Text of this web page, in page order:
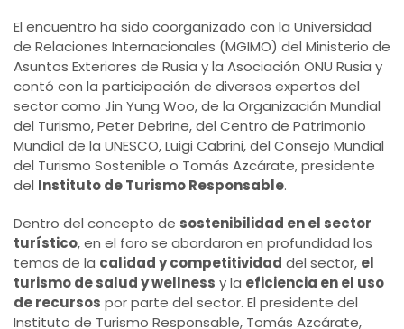
El encuentro ha sido coorganizado con la Universidad
de Relaciones Internacionales (MGIMO) del Ministerio de
Asuntos Exteriores de Rusia y la Asociación ONU Rusia y
contó con la participación de diversos expertos del
sector como Jin Yung Woo, de la Organización Mundial
del Turismo, Peter Debrine, del Centro de Patrimonio
Mundial de la UNESCO, Luigi Cabrini, del Consejo Mundial
del Turismo Sostenible o Tomás Azcárate, presidente
del Instituto de Turismo Responsable.
Dentro del concepto de sostenibilidad en el sector
turístico, en el foro se abordaron en profundidad los
temas de la calidad y competitividad del sector, el
turismo de salud y wellness y la eficiencia en el uso
de recursos por parte del sector. El presidente del
Instituto de Turismo Responsable, Tomás Azcárate,